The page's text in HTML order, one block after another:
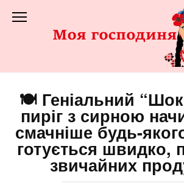
до
🍽️ Геніальний
пиріг з сирною
смачніше будь-
готується швидко,
звичайних